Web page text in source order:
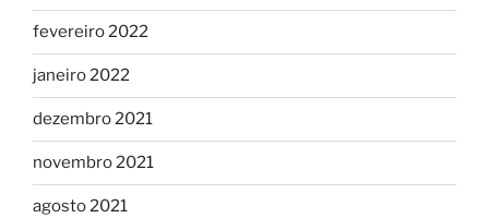
fevereiro 2022
janeiro 2022
dezembro 2021
novembro 2021
agosto 2021